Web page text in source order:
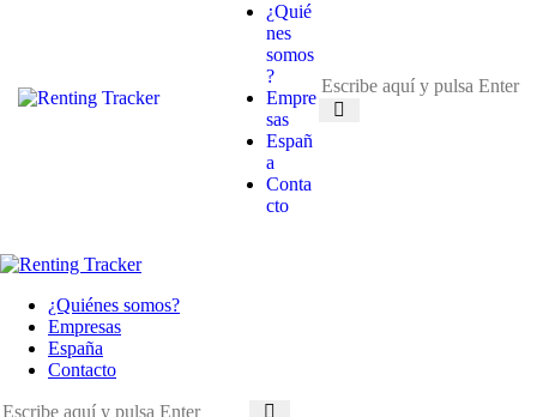
¿Quié
nes
somos
?
Empre
sas
Españ
a
Conta
cto
¿Quiénes somos?
Empresas
España
Contacto